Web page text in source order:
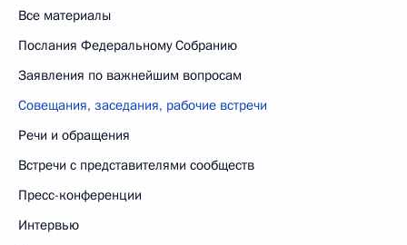
Все материалы
Послания Федеральному Собранию
Заявления по важнейшим вопросам
Совещания, заседания, рабочие встречи
Речи и обращения
Встречи с представителями сообществ
Пресс-конференции
Интервью